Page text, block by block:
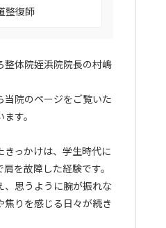
整復師
整体院姪浜院院長の村嶋
当院のページをご覧いた
す。
っかけは、学生時代に
を故障した経験です。
、思うように腕が振れな
焦りを感じる日々が続き